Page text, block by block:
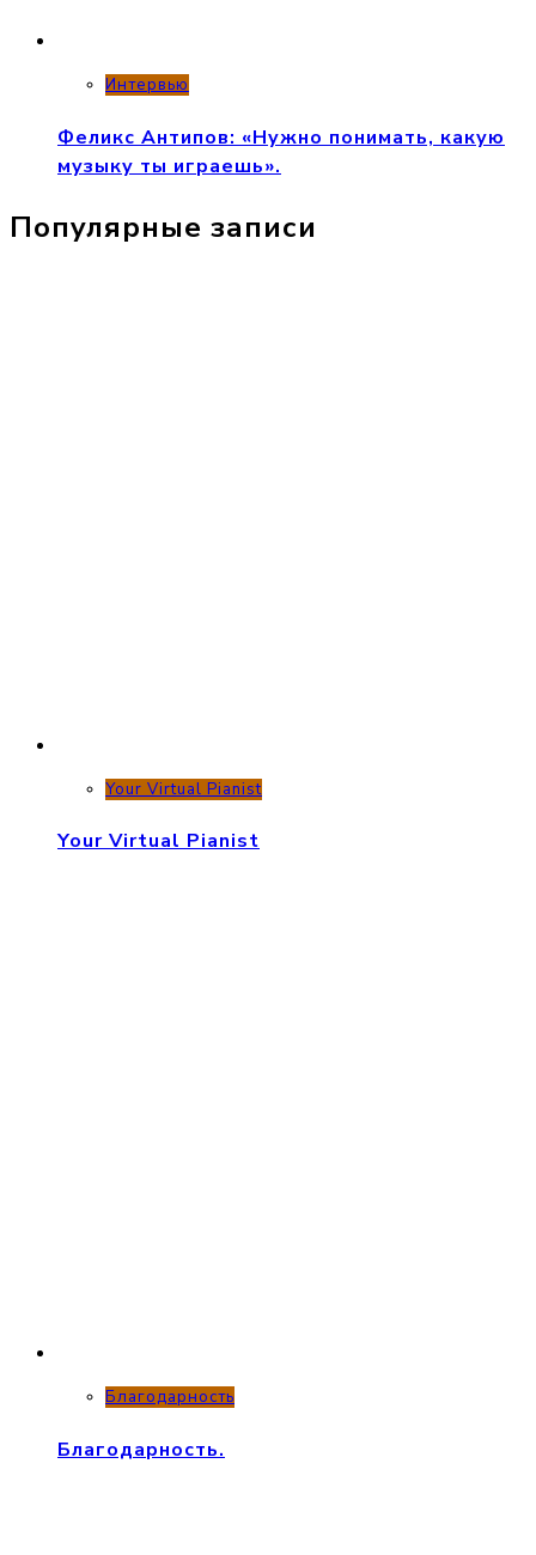
Интервью
Феликс Антипов: «Нужно понимать, какую
музыку ты играешь».
Популярные записи
Your Virtual Pianist
Your Virtual Pianist
Благодарность
Благодарность.